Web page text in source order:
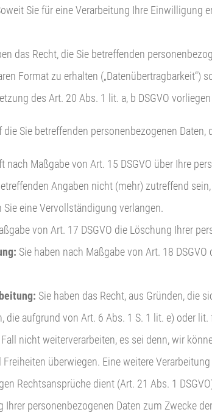
Sie für eine Verarbeitung Ihre Einwilligung
das Recht, die Sie betreffenden
Format zu erhalten („Datenübertragbarkeit“)
des Art. 20 Abs. 1 lit. a, b DSGVO vorliegen
Sie betreffenden personenbezogenen
nach Maßgabe von Art. 15 DSGVO über Ihre
Angaben nicht (mehr) zutreffend
eine Vervollständigung verlangen.
von Art. 17 DSGVO die Löschung Ihrer
Sie haben nach Maßgabe von Art. 18
Sie haben das Recht, aus Gründen, die
aufgrund von Art. 6 Abs. 1 S. 1 lit. e) oder
nicht weiterverarbeiten, es sei denn, wir
überwiegen. Eine weitere
Rechtsansprüche dient (Art. 21 Abs. 1
Ihrer personenbezogenen Daten zum Zwecke